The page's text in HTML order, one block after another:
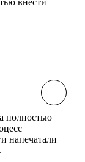
внести
полностью
напечатали